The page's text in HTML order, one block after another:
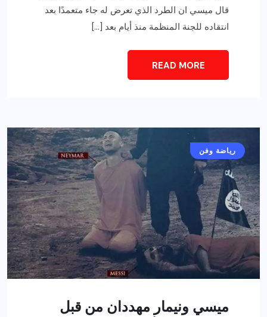
قال ميسي ان الطرد الذي تعرض له جاء متعمدًا بعد
انتقاده للجنة المنظمة منذ أيام بعد […]
READ MORE
رياضة وفن
ميسي ونيمار مهددان من قبل